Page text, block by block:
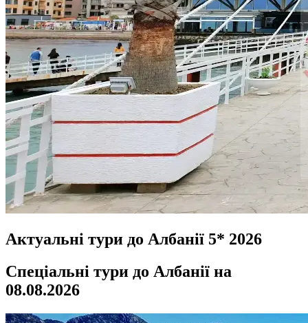
Актуальні тури до Албанії 5* 2026
Спеціальні тури до Албанії на
08.08.2026